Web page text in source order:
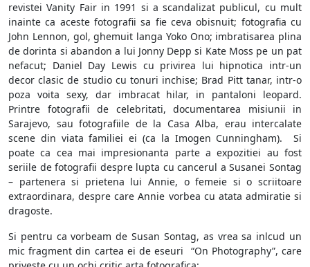
revistei Vanity Fair in 1991 si a scandalizat publicul, cu mult
inainte ca aceste fotografii sa fie ceva obisnuit; fotografia cu
John Lennon, gol, ghemuit langa Yoko Ono; imbratisarea plina
de dorinta si abandon a lui Jonny Depp si Kate Moss pe un pat
nefacut; Daniel Day Lewis cu privirea lui hipnotica intr-un
decor clasic de studio cu tonuri inchise; Brad Pitt tanar, intr-o
poza voita sexy, dar imbracat hilar, in pantaloni leopard.
Printre fotografii de celebritati, documentarea misiunii in
Sarajevo, sau fotografiile de la Casa Alba, erau intercalate
scene din viata familiei ei (ca la Imogen Cunningham). Si
poate ca cea mai impresionanta parte a expozitiei au fost
seriile de fotografii despre lupta cu cancerul a Susanei Sontag
– partenera si prietena lui Annie, o femeie si o scriitoare
extraordinara, despre care Annie vorbea cu atata admiratie si
dragoste.
Si pentru ca vorbeam de Susan Sontag, as vrea sa inlcud un
mic fragment din cartea ei de eseuri “On Photography”, care